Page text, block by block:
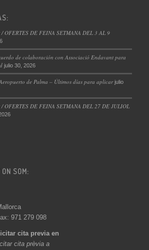
OFERTES DE FEINA SETMANA DEL 3 AL 9
de colaboración con Associació Endavant para
julio 30, 2026
de Palma – Últimos días para aplicar julio
OFERTES DE FEINA SETMANA DEL 27 DE JULIOL
SOM:
971 279 098
cita previa en
cita prèvia a